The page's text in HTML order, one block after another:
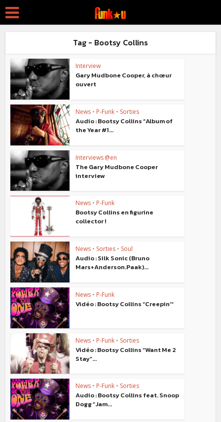
Tag - Bootsy Collins
Interview
Gary Mudbone Cooper, à chœur
ouvert
News • P-Funk • Sorties
Audio : Bootsy Collins “Album of
the Year #1...
Interviews @en
The Gary Mudbone Cooper
interview
News • P-Funk
Bootsy Collins en figurine
collector !
News • Sorties • Soul
Audio : Silk Sonic (Bruno
Mars+Anderson.Paak)...
News • P-Funk
Vidéo : Bootsy Collins “Creepin’“
News • P-Funk • Sorties
Vidéo : Bootsy Collins “Want Me 2
Stay”...
News • P-Funk • Sorties
Audio : Bootsy Collins feat. Snoop
Dogg “Jam...